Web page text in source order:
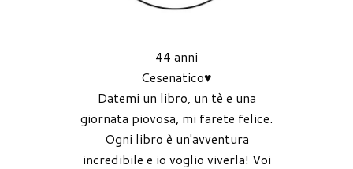
44 anni
Cesenatico♥
Datemi un libro, un tè e una
giornata piovosa, mi farete felice.
Ogni libro è un'avventura
incredibile e io voglio viverla! Voi